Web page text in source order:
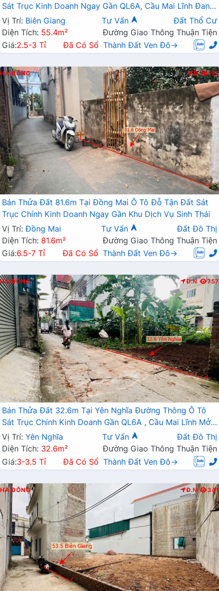
Sát Trục Kinh Doanh Ngay Gần QL6A, Cầu Mai Lĩnh Đang
Mở Rộng
Vị Trí: Biên Giang Tư Vấn
Đất Thổ Cư
Diện Tích: 55.4m²
Đường Giao Thông Thuận Tiện
Giá:2.5-3 Tỉ Đã Có Sổ Thành Đất Ven Đô→
HÀ ĐÔNG Đ 127
Bán Thửa Đất 81.6m Tại Đồng Mai Ô Tô Đỗ Tận Đất Sát
Trục Chính Kinh Doanh Ngay Gần Khu Dịch Vụ Sinh Thái
Vị Trí: Đồng Mai Tư Vấn
Đất Đô Thị
Diện Tích: 81.6m²
Đường Giao Thông Thuận Tiện
Giá:6.5-7 Tỉ Đã Có Sổ Thành Đất Ven Đô→
HÀ ĐÔNG Đ.N 757
Bán Thửa Đất 32.6m Tại Yên Nghĩa Đường Thông Ô Tô
Sát Trục Chính Kinh Doanh Gần QL6A , Cầu Mai Lĩnh Mở
Rộng
Vị Trí: Yên Nghĩa Tư Vấn
Đất Đô Thị
Diện Tích: 32.6m²
Đường Giao Thông Thuận Tiện
Giá:3-3.5 Tỉ Đã Có Sổ Thành Đất Ven Đô→
HÀ ĐÔNG Đ.N 341